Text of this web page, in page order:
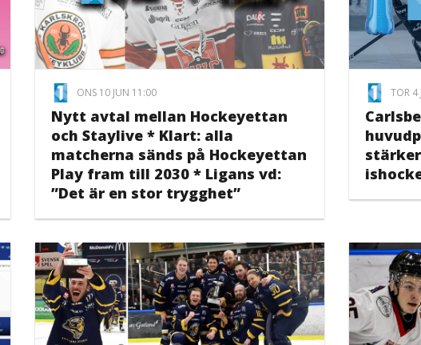
ONS 10 JUN 11:00
Nytt avtal mellan Hockeyettan
och Staylive * Klart: alla
matcherna sänds på Hockeyettan
Play fram till 2030 * Ligans vd:
”Det är en stor trygghet”
TOR 4